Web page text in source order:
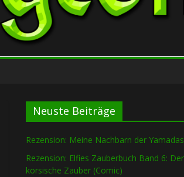
Neuste Beiträge
Rezension: Meine Nachbarn der Yamadas
Rezension: Elfies Zauberbuch Band 6: Der
korsische Zauber (Comic)